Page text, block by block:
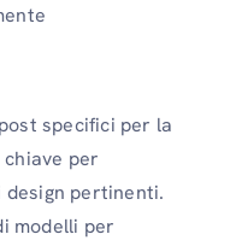
specifici per la
per
pertinenti.
modelli per